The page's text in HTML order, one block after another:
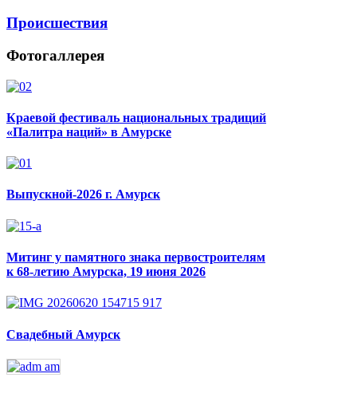
Происшествия
Фотогаллерея
Краевой фестиваль национальных традиций
«Палитра наций» в Амурске
Выпускной-2026 г. Амурск
Митинг у памятного знака первостроителям
к 68-летию Амурска, 19 июня 2026
Свадебный Амурск